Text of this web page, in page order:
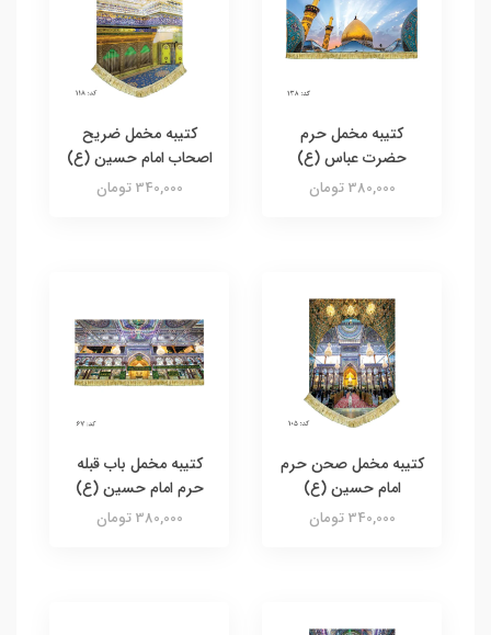
کتیبه مخمل حرم
حضرت عباس (ع)
380,000 تومان
کتیبه مخمل ضریح
اصحاب امام حسین (ع)
340,000 تومان
کتیبه مخمل صحن حرم
امام حسین (ع)
340,000 تومان
کتیبه مخمل باب قبله
حرم امام حسین (ع)
380,000 تومان